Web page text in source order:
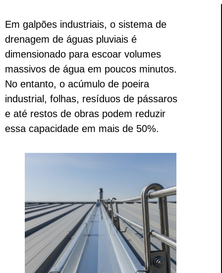
Em galpões industriais, o sistema de
drenagem de águas pluviais é
dimensionado para escoar volumes
massivos de água em poucos minutos.
No entanto, o acúmulo de poeira
industrial, folhas, resíduos de pássaros
e até restos de obras podem reduzir
essa capacidade em mais de 50%.